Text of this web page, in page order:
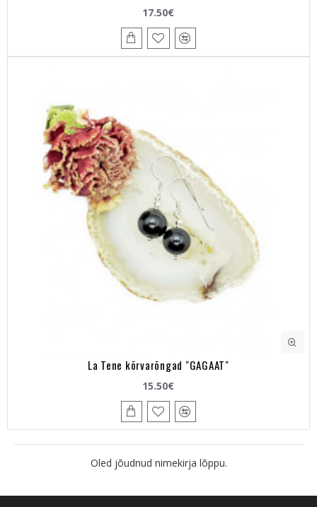
17.50€
La Tene kõrvarõngad "GAGAAT"
15.50€
Oled jõudnud nimekirja lõppu.